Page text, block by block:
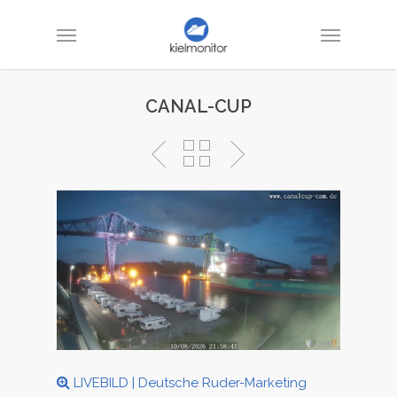
CANAL-CUP
LIVEBILD | Deutsche Ruder-Marketing